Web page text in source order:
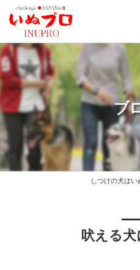
ブ
しつけの犬はい
吠える